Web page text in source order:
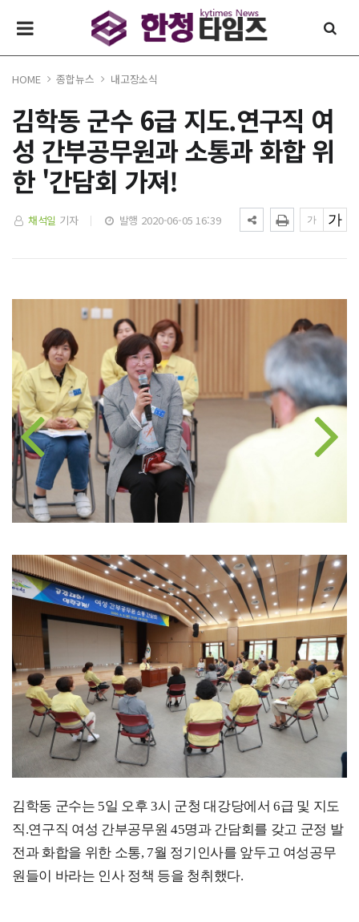
HOME 종합뉴스 내고장소식
김학동 군수 6급 지도.연구직 여
성 간부공무원과 소통과 화합 위
한 '간담회 가져!
채석일 기자 발행 2020-06-05 16:39
김학동 군수는 5일 오후3시 군청 대강당에서6급 및 지도
직.연구직 여성 간부공무원 45명과 간담회를 갖고 군정 발
전과 화합을 위한 소통, 7월 정기인사를 앞두고 여성공무
원들이 바라는 인사 정책 등을 청취했다.